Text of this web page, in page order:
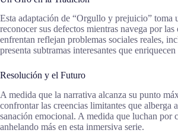
Esta adaptación de “Orgullo y prejuicio” toma
reconocer sus defectos mientras navega por
enfrentan reflejan problemas sociales reales,
presenta subtramas interesantes que
Resolución y el Futuro
A medida que la narrativa alcanza su punto
confrontar las creencias limitantes que alberga
sanación emocional. A medida que luchan por
anhelando más en esta inmersiva serie.